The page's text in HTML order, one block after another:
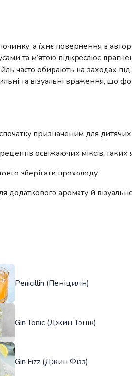
а їхнє повернення в
та м’ятою підкреслює
часто обирають на заходах
та візуальні враження, що
призначеним для дитячих
освіжаючих міксів, таких
зберігати прохолоду.
додаткового аромату й
Penicillin (Пеніцилін)
Gin Tonic (Джин Тонік)
Gin Fizz (Джин Фізз)